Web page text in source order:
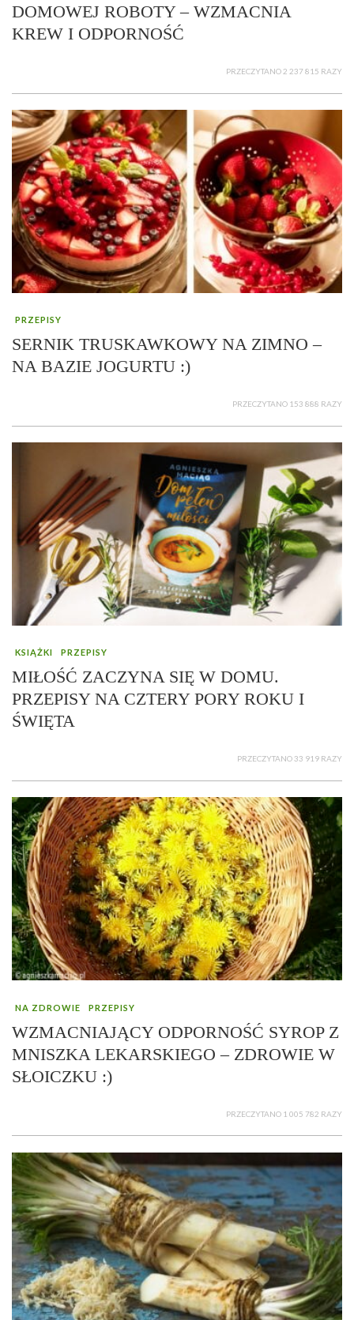
DOMOWEJ ROBOTY – WZMACNIA
KREW I ODPORNOŚĆ
PRZECZYTANO 2 237 815 RAZY
PRZEPISY
SERNIK TRUSKAWKOWY NA ZIMNO –
NA BAZIE JOGURTU :)
PRZECZYTANO 153 888 RAZY
KSIĄŻKI PRZEPISY
MIŁOŚĆ ZACZYNA SIĘ W DOMU.
PRZEPISY NA CZTERY PORY ROKU I
ŚWIĘTA
PRZECZYTANO 33 919 RAZY
NA ZDROWIE PRZEPISY
WZMACNIAJĄCY ODPORNOŚĆ SYROP Z
MNISZKA LEKARSKIEGO – ZDROWIE W
SŁOICZKU :)
PRZECZYTANO 1 005 782 RAZY